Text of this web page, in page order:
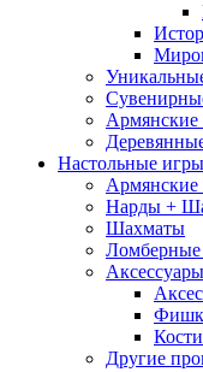
Настольные игры
Нарды +
Шахматы
Ломберные
Другие